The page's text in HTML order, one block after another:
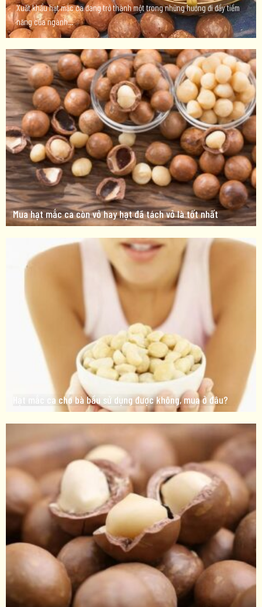
Xuất khẩu hạt mắc ca đang trở thành một trong những hướng đi đầy tiềm
năng của ngành...
Mua hạt mắc ca còn vỏ hay hạt đã tách vỏ là tốt nhất
Hạt mắc ca cho bà bầu sử dụng được không, mua ở đâu?